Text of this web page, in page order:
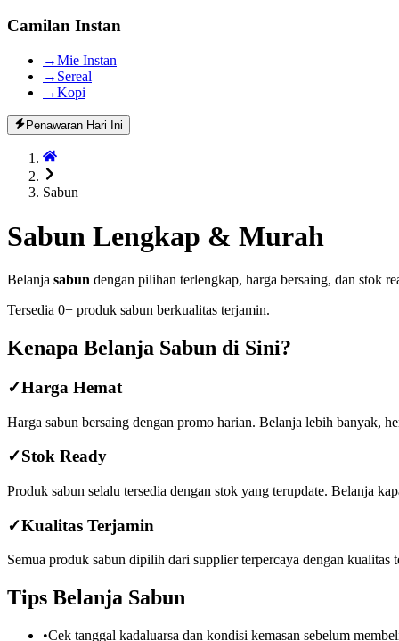
Camilan Instan
→Mie Instan
→ Sereal
→Kopi
Penawaran Hari Ini
Sabun
Sabun Lengkap & Murah
Belanja sabun dengan pilihan terlengkap, harga bersaing, dan stok
Tersedia 0+ produk sabun berkualitas terjamin.
Kenapa Belanja Sabun di Sini?
✓Harga Hemat
Harga sabun bersaing dengan promo harian. Belanja lebih banyak,
✓Stok Ready
Produk sabun selalu tersedia dengan stok yang terupdate. Belanja
✓Kualitas Terjamin
Semua produk sabun dipilih dari supplier terpercaya dengan kualitas
Tips Belanja Sabun
•Cek tanggal kadaluarsa dan kondisi kemasan sebelum